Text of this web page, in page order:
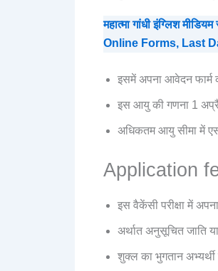
महात्मा गांधी इंग्लिश
Online Forms, Last
इसमें अपना आवेदन फार्म
इस आयु की गणना 1
अधिकतम आयु सीमा में
Application
इस वैकेंसी परीक्षा में
अर्थात अनुसूचित जाति
शुक्ल का भुगतान अभ्यर्थी